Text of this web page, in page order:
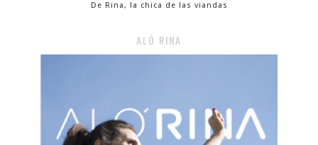
De Rina, la chica de las viandas
ALÓ RINA